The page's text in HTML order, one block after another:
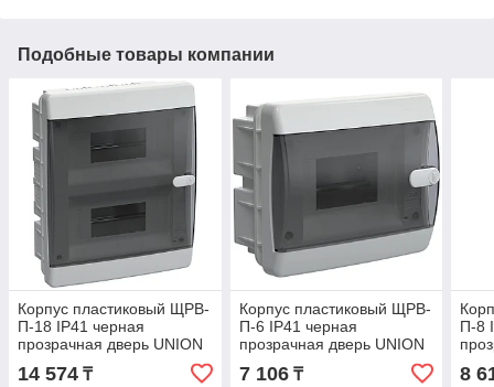
Подобные товары компании
Корпус пластиковый ЩРВ-
П-18 IP41 черная
прозрачная дверь UNION
Compact ИЭК
14 574 ₸
Корпус пластиковый ЩРВ-
П-6 IP41 черная
прозрачная дверь UNION
Compact ИЭК
7 106₸
П-8
8